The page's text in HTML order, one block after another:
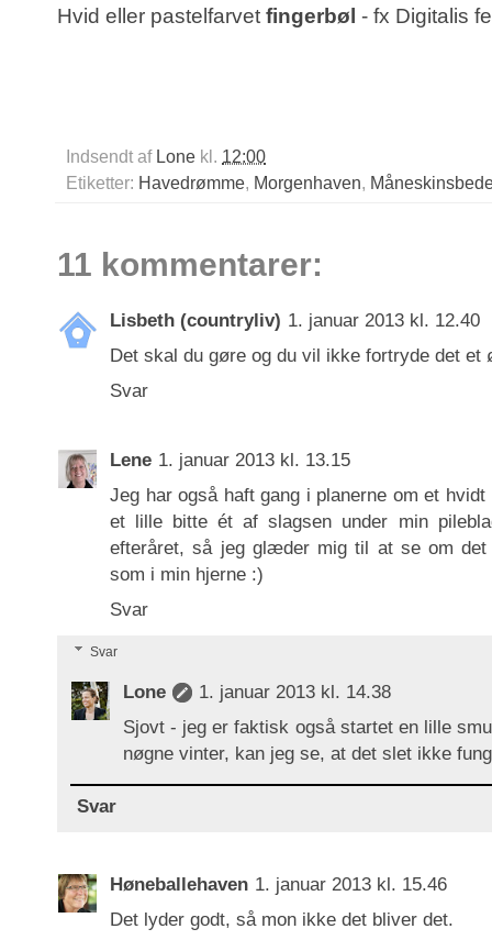
Hvid eller pastelfarvet fingerbøl - fx Digitalis
Indsendt af Lone kl. 12:00
Etiketter: Havedrømme, Morgenhaven,
11 kommentarer:
Lisbeth (countryliv) 1. januar 2013 kl. 12.40
Det skal du gøre og du vil ikke fortryde det et
Svar
Lene 1. januar 2013 kl. 13.15
Jeg har også haft gang i planerne om et
et lille bitte ét af slagsen under min
efteråret, så jeg glæder mig til at se om
som i min hjerne :)
Svar
Svar
Lone
1. januar 2013 kl. 14.38
Sjovt - jeg er faktisk også startet en lille
nøgne vinter, kan jeg se, at det slet ikke
Svar
Høneballehaven 1. januar 2013 kl. 15.46
Det lyder godt, så mon ikke det bliver det.